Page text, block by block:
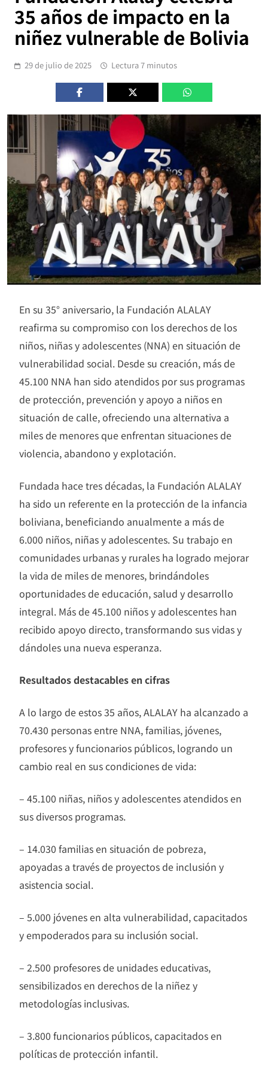
35 años de impacto en la
niñez vulnerable de Bolivia
29 de julio de 2025 Lectura 7 minutos
En su 35° aniversario, la Fundación ALALAY
reafirma su compromiso con los derechos de los
niños, niñas y adolescentes (NNA) en situación de
vulnerabilidad social. Desde su creación, más de
45.100 NNA han sido atendidos por sus programas
de protección, prevención y apoyo a niños en
situación de calle, ofreciendo una alternativa a
miles de menores que enfrentan situaciones de
violencia, abandono y explotación.
Fundada hace tres décadas, la Fundación ALALAY
ha sido un referente en la protección de la infancia
boliviana, beneficiando anualmente a más de
6.000 niños, niñas y adolescentes. Su trabajo en
comunidades urbanas y rurales ha logrado mejorar
la vida de miles de menores, brindándoles
oportunidades de educación, salud y desarrollo
integral. Más de 45.100 niños y adolescentes han
recibido apoyo directo, transformando sus vidas y
dándoles una nueva esperanza.
Resultados destacables en cifras
A lo largo de estos 35 años, ALALAY ha alcanzado a
70.430 personas entre NNA, familias, jóvenes,
profesores y funcionarios públicos, logrando un
cambio real en sus condiciones de vida:
– 45.100 niñas, niños y adolescentes atendidos en
sus diversos programas.
– 14.030 familias en situación de pobreza,
apoyadas a través de proyectos de inclusión y
asistencia social.
– 5.000 jóvenes en alta vulnerabilidad, capacitados
y empoderados para su inclusión social.
– 2.500 profesores de unidades educativas,
sensibilizados en derechos de la niñez y
metodologías inclusivas.
– 3.800 funcionarios públicos, capacitados en
políticas de protección infantil.